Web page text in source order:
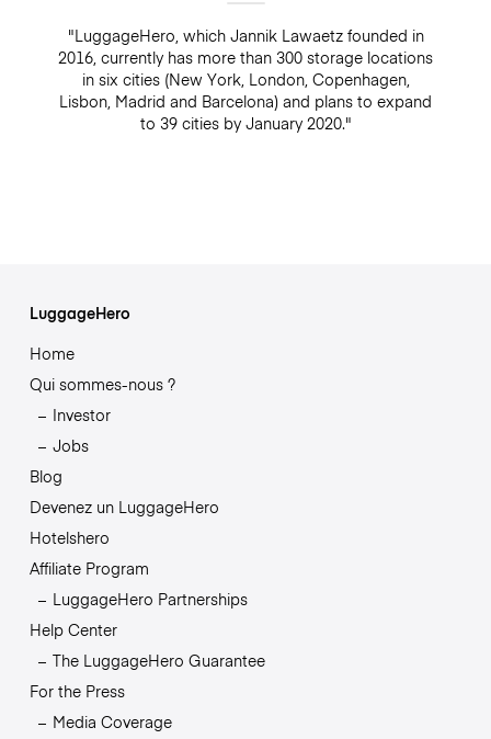
"LuggageHero, which Jannik Lawaetz founded in
2016, currently has more than 300 storage locations
in six cities (New York, London, Copenhagen,
Lisbon, Madrid and Barcelona) and plans to expand
to 39 cities by January 2020."
LuggageHero
Home
Qui sommes-nous ?
Investor
Jobs
Blog
Devenez un LuggageHero
Hotelshero
Affiliate Program
LuggageHero Partnerships
Help Center
The LuggageHero Guarantee
For the Press
Media Coverage